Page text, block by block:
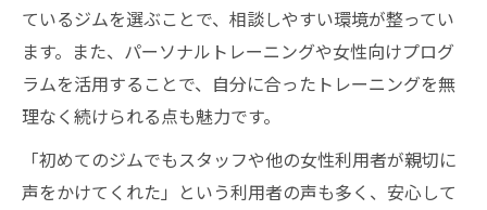
ているジムを選ぶことで、相談しやすい環境が整ってい
ます。また、パーソナルトレーニングや女性向けプログ
ラムを活用することで、自分に合ったトレーニングを無
理なく続けられる点も魅力です。
「初めてのジムでもスタッフや他の女性利用者が親切に
声をかけてくれた」という利用者の声も多く、安心して